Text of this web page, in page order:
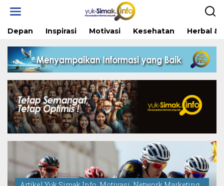
Depan Inspirasi Motivasi Kesehatan Herbal &